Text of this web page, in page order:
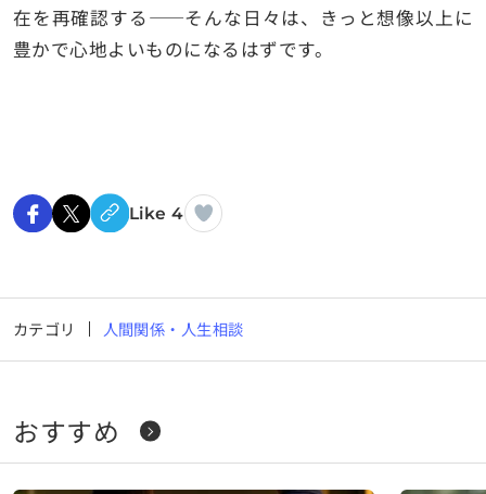
在を再確認する――そんな日々は、きっと想像以上に
豊かで心地よいものになるはずです。
Like 4
カテゴリ 人間関係・人生相談
おすすめ